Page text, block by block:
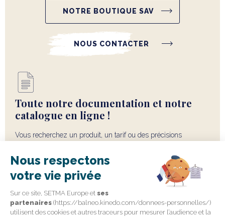
NOTRE BOUTIQUE SAV
NOUS CONTACTER
Toute notre documentation et notre
catalogue en ligne !
Vous recherchez un produit, un tarif ou des précisions
retrouver toutes les informations utiles concernant notre offre
balnéo.
CONSULTER LES DOCUMENTS
Nous respectons
votre vie privée
Sur ce site, SETMA Europe et ses
partenaires (https://balneo.kinedo.com/donnees-personnelles/)
utilisent des cookies et autres traceurs pour mesurer l’audience et la